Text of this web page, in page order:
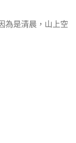
為是清晨，山上空